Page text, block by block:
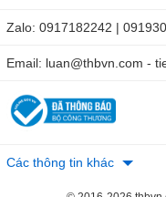
Zalo: 0917182242 |
Email: luan@thbvn.com -
Các thông tin khác